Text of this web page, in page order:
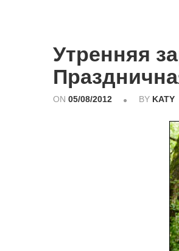
Утренняя
ON 05/08/2012 BY KATY